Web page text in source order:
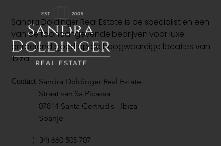
Sandra Doldinger Real Estate is de specialist en een
van de toonaangevende bedrijven voor luxe
onroerend goed op de hoogwaardige locaties van
Ibiza.
Contact Sandra Doldinger Real Estate
Straat van Sa Picassa
07814 Santa Gertrudis - Ibiza
Spanje
(+34) 660 505 707